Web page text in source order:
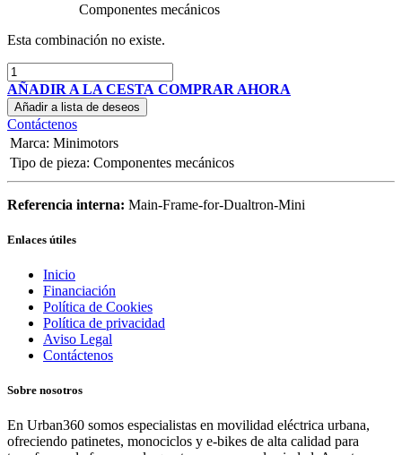
Componentes mecánicos
Esta combinación no existe.
AÑADIR A LA CESTA COMPRAR AHORA
Añadir a lista de deseos
Contáctenos
Marca: Minimotors
Tipo de pieza: Componentes mecánicos
Referencia interna: Main-Frame-for-Dualtron-Mini
Enlaces útiles
Inicio
Financiación
Política de Cookies
Política de privacidad
Aviso Legal
Contáctenos
Sobre nosotros
En Urban360 somos especialistas en movilidad eléctrica urbana,
ofreciendo patinetes, monociclos y e-bikes de alta calidad para